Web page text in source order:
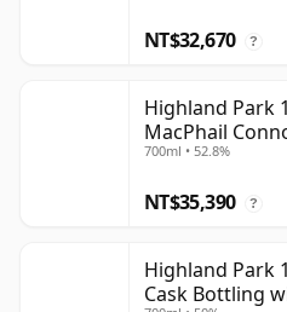
NT$32,670 ?
Highland Park
MacPhail
1284
700ml • 52.8%
NT$35,390 ?
Highland Park
Cask Bottling